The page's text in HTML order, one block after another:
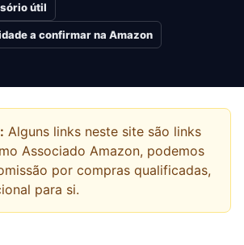
útil
a confirmar na Amazon
Alguns links neste site são links
Associado Amazon, podemos
por compras qualificadas,
para si.